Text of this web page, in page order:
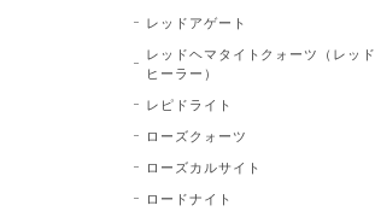
レッドアゲート
レッドヘマタイトクォーツ（レッド
ヒーラー）
レピドライト
ローズクォーツ
ローズカルサイト
ロードナイト